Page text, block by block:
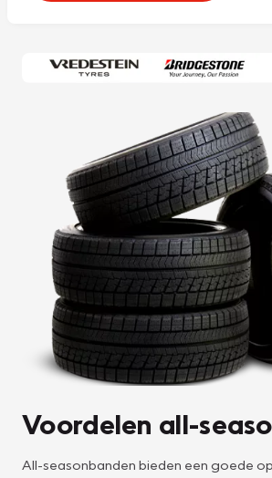
Voordelen all-
All-seasonbanden bieden een goede